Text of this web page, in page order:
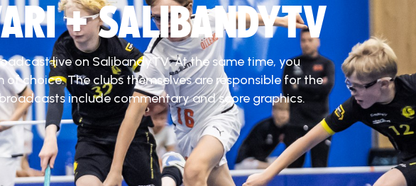
+ SALIBANDYTV
live on SalibandyTV. At the same time, you
choice. The clubs themselves are responsible for the
include commentary and score graphics.